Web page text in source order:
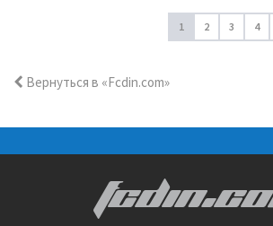
1 2 3 4
Вернуться в «Fcdin.com»